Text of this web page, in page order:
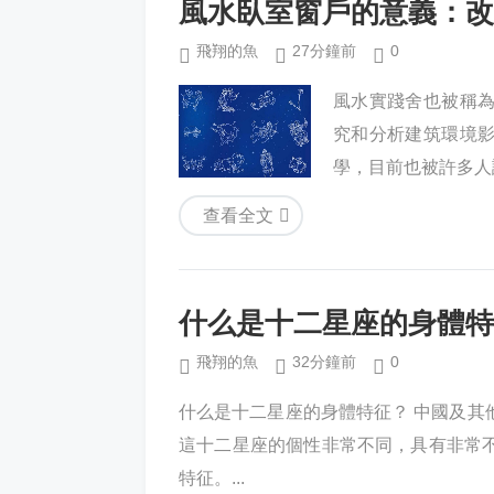
風水臥室窗戶的意義：
飛翔的魚 27分鐘前 0
風水實踐舍也被稱
究和分析建筑環境
學，目前也被許多
查看全文
什么是十二星座的身體
飛翔的魚 32分鐘前 0
什么是十二星座的身體特征？ 中國及
這十二星座的個性非常不同，具有非常
特征。...